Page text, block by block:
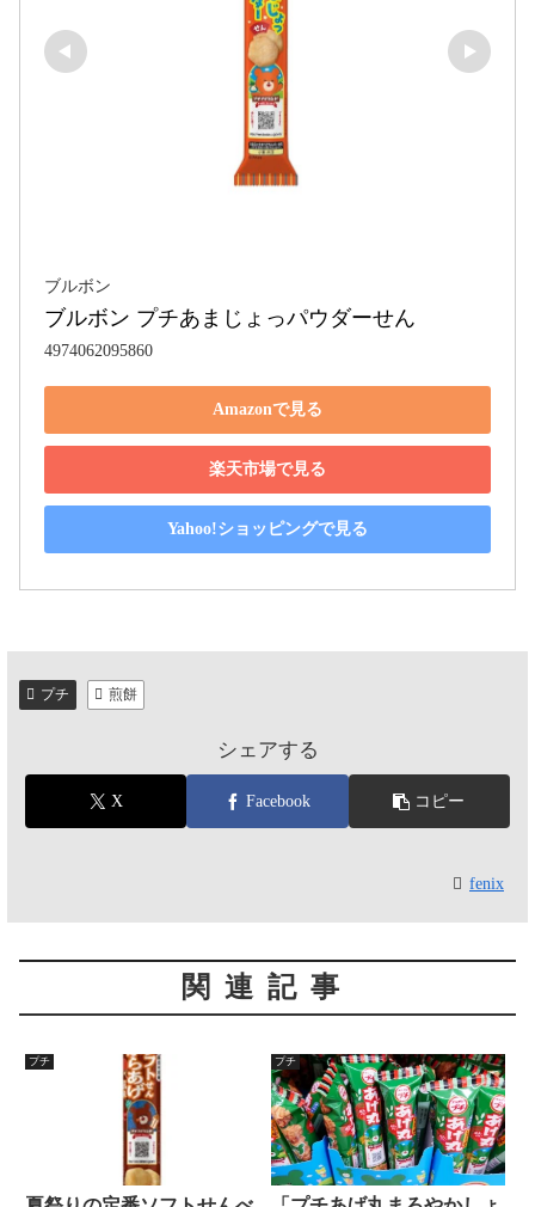
ブルボン
ブルボン プチあまじょっパウダーせん
4974062095860
Amazonで見る
楽天市場で見る
Yahoo!ショッピングで見る
プチ 煎餅
シェアする
X Facebook コピー
fenix
関連記事
プチ プチ